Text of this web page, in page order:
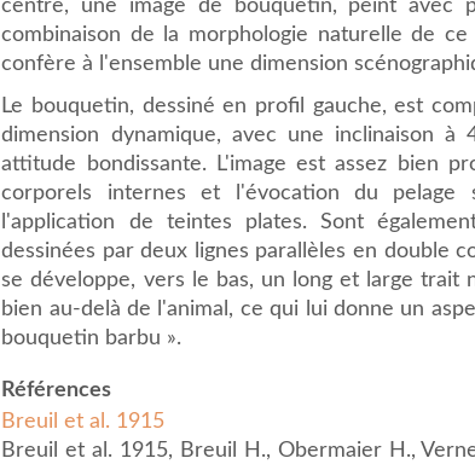
centre, une image de bouquetin, peint avec
combinaison de la morphologie naturelle de
confère à l'ensemble une dimension
Le bouquetin, dessiné en profil gauche, est
dimension dynamique, avec une inclinaison
attitude bondissante. L'image est assez bien
corporels internes et l'évocation du
l'application de teintes plates. Sont
dessinées par deux lignes parallèles en double
se développe, vers le bas, un long et large
bien au-delà de l'animal, ce qui lui donne un
bouquetin barbu ».
Références
Breuil et al. 1915
Breuil et al. 1915, Breuil H., Obermaier H.,